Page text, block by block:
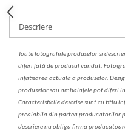
Descriere
Toate fotografiile produselorsi
diferi fată de produsul vandut.
infatisarea actuala a produselor.
produselor sau ambalajele pot diferi
Caracteristicile descrise sunt cu titlu
prealabila din partea producatorilor
descriere nu obliga firma